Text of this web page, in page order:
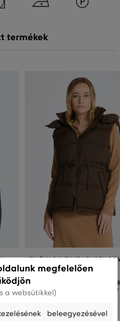
termékek
Ft
Ft
MELLÉNY GANT MID LENGTH
VEST
L
megfelelően
a websütikkel)
beleegyezésével